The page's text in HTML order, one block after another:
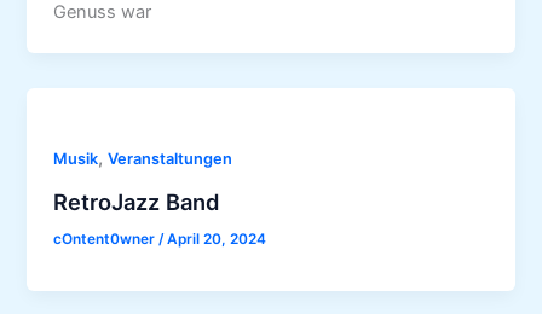
Genuss war
Musik,Veranstaltungen
RetroJazz Band
cOntent0wner/April 20, 2024